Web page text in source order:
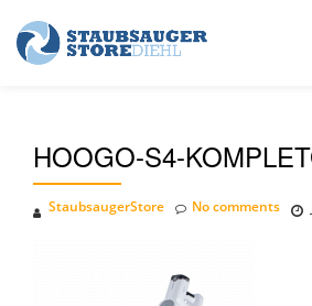
Skip
HOOGO-S4-
StaubsaugerStore No comments